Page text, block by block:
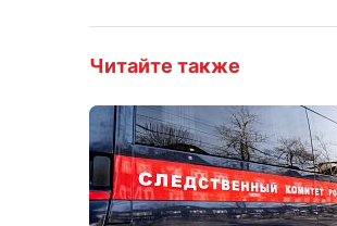
Читайте также